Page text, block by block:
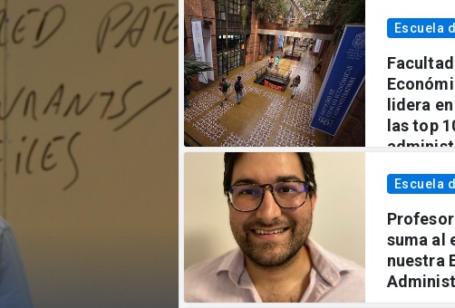
Escuela
lidera
las top
Escuela
suma al
nuestra